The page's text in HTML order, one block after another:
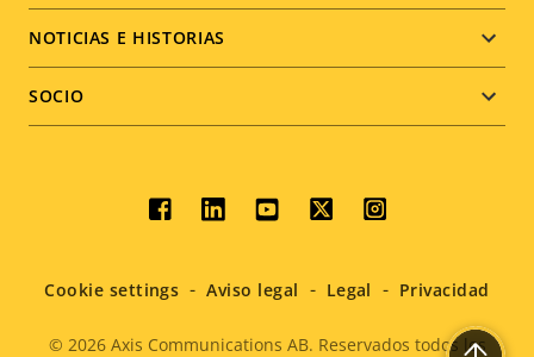
NOTICIAS E HISTORIAS
SOCIO
Social
menu
© 2026Axis Communications AB. Reservados todos los
Cookie settings Aviso legal Legal Privacidad